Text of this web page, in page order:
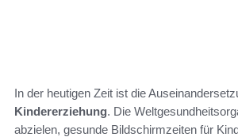
In der heutigen Zeit ist die
Kindererziehung. Die
abzielen, gesunde Bildschirmzeiten für